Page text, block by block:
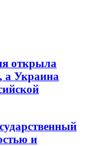
открыла
а Украина
и